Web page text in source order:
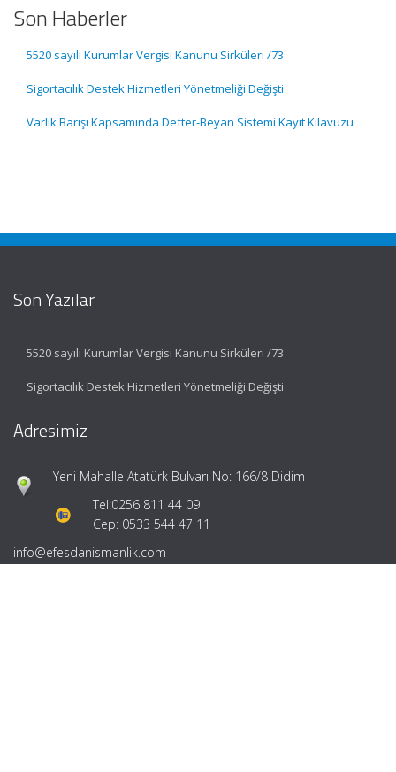
Son Haberler
5520 sayılı Kurumlar Vergisi Kanunu Sirküleri /73
Sigortacılık Destek Hizmetleri Yönetmeliği Değişti
Varlık Barışı Kapsamında Defter-Beyan Sistemi Kayıt Kılavuzu
Son Yazılar
5520 sayılı Kurumlar Vergisi Kanunu Sirküleri /73
Sigortacılık Destek Hizmetleri Yönetmeliği Değişti
Adresimiz
Yeni Mahalle Atatürk Bulvarı No: 166/8 Didim
Tel:0256 811 44 09
Cep: 0533 544 47 11
info@efesdanismanlik.com